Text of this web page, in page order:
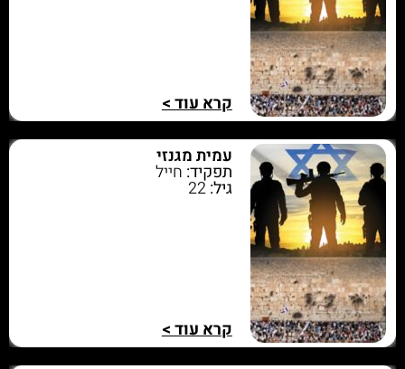
קרא עוד >
עמית מגנזי
תפקיד: חייל
גיל:22
קרא עוד >